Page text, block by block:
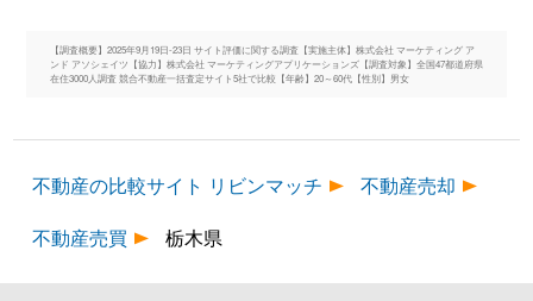
【調査概要】2025年9月19日-23日 サイト評価に関する調査【実施主体】株式会社 マーケティング ア
ンド アソシェイツ【協力】株式会社 マーケティングアプリケーションズ【調査対象】全国47都道府県
在住3000人調査 競合不動産一括査定サイト5社で比較【年齢】20～60代【性別】男女
不動産の比較サイト リビンマッチ
不動産売却
不動産売買
栃木県